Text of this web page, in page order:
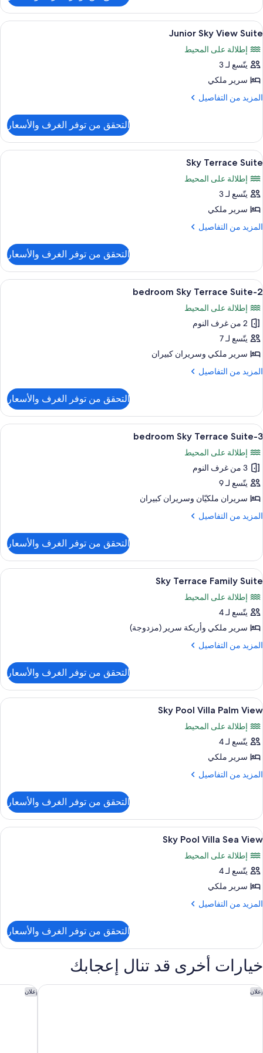
Room
Royal
Club
Queen
View
Room
استعراض
جميع
صور
Junior
Sky
View
أغطية فراش متميزة وميني بار وخزنة
6
Junior Sky View Suite
إطلالة على المحيط
يتّسع لـ 3
سرير ملكي
المزيد من التفاصيل
المزيد
Junior
Sky
View
التحقق من توفر الغرف والأسعار
استعراض
جميع
صور
Sky
Terrace
Suite
أغطية فراش متميزة وميني بار وخزنة
5
Sky Terrace Suite
إطلالة على المحيط
يتّسع لـ 3
سرير ملكي
المزيد من التفاصيل
المزيد
Sky
Terrace
Suite
التحقق من توفر الغرف والأسعار
استعراض
جميع
صور
2-
bedroom
Sky
Terrace
Suite
أغطية فراش متميزة وميني بار وخزنة
9 2-bedroom Sky Terrace Suite
إطلالة على المحيط
2 من غرف النوم
يتّسع لـ 7
سرير ملكي‫‬ وسريران كبيران
المزيد من التفاصيل
المزيد
2-
bedroom
Sky
Suite
التحقق من توفر الغرف والأسعار
استعراض
جميع
صور
3-
bedroom
Sky
Terrace
Suite
أغطية فراش متميزة وميني بار وخزنة
7 3-bedroom Sky Terrace Suite
إطلالة على المحيط
3 من غرف النوم
يتّسع لـ 9
سريران ملكيّان‫‬ وسريران كبيران
المزيد من التفاصيل
المزيد
3-
bedroom
Sky
Suite
التحقق من توفر الغرف والأسعار
استعراض
جميع
صور
Sky
Terrace
Family
أغطية فراش متميزة وميني بار وخزنة
8
Sky Terrace Family Suite
إطلالة على المحيط
يتّسع لـ 4
سرير ملكي‫‬ وأريكة سرير (مزدوجة)
المزيد من التفاصيل
المزيد
Sky
Terrace
Family
التحقق من توفر الغرف والأسعار
استعراض
جميع
صور
Sky
Pool
Villa
أغطية فراش متميزة وميني بار وخزنة
10
Sky Pool Villa Palm View
إطلالة على المحيط
يتّسع لـ 4
سرير ملكي
المزيد من التفاصيل
المزيد
Sky
Pool
Villa
View
التحقق من توفر الغرف والأسعار
استعراض
جميع
صور
Sky
Pool
Villa
أغطية فراش متميزة وميني بار وخزنة
7
Sky Pool Villa Sea View
إطلالة على المحيط
يتّسع لـ 4
سرير ملكي
المزيد من التفاصيل
المزيد
Sky
Villa
Sea
View
التحقق من توفر الغرف والأسعار
خيارات أخرى قد تنال إعجابك
إعلان
وولدورف أستوريا مركز دبي المالي العالمي إعلان
جميرا